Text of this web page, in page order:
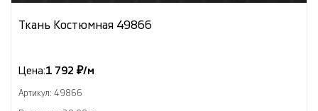
Ткань Костюмная 49866
Цена:1 792 ₽/м
Артикул: 49866